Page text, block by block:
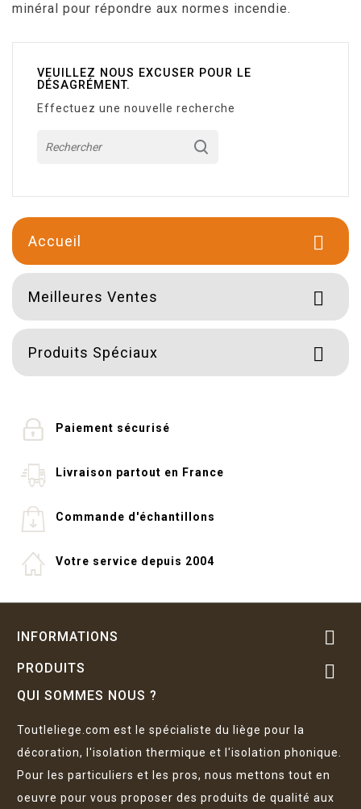
minéral pour répondre aux normes incendie.
VEUILLEZ NOUS EXCUSER POUR LE
DÉSAGRÉMENT.
Effectuez une nouvelle recherche
Accueil 
Meilleures Ventes 
Produits Spéciaux 
Paiement sécurisé
Livraison partout en France
Commande d'échantillons
Votre service depuis 2004
INFORMATIONS 
PRODUITS 
QUI SOMMES NOUS ?
Toutleliege.com est le spécialiste du liège pour la
décoration, l'isolation thermique et l'isolation phonique.
Pour les particuliers et les pros, nous mettons tout en
oeuvre pour vous proposer des produits de qualité aux